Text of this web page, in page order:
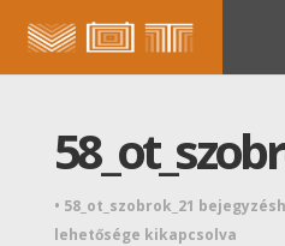
• 58_ot_szobrok_21
lehetősége kikapcsolva